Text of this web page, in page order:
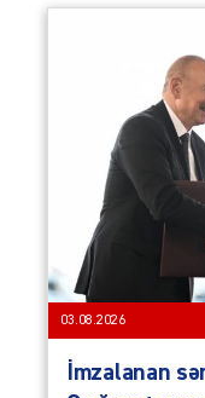
03.08.2026
İmzalanan